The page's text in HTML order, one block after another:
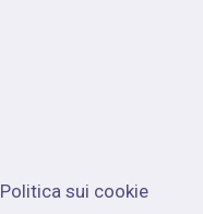
Politica sui cookie